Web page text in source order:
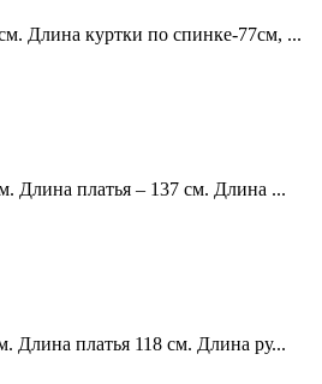
Длина куртки по спинке-77см, ...
Длина платья – 137 см. Длина ...
Длина платья 118 см. Длина ру...